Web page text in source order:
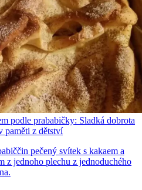
podle prababičky: Sladká dobrota
paměti z dětství
pečený svítek s kakaem a
z jednoho plechu z jednoduchého